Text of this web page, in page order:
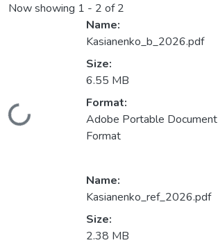
Now showing 1 - 2 of 2
Loading...
Name:
Kasianenko_b_2026.pdf
Size:
6.55 MB
Format:
Adobe Portable Document
Format
Name:
Kasianenko_ref_2026.pdf
Size:
2.38 MB